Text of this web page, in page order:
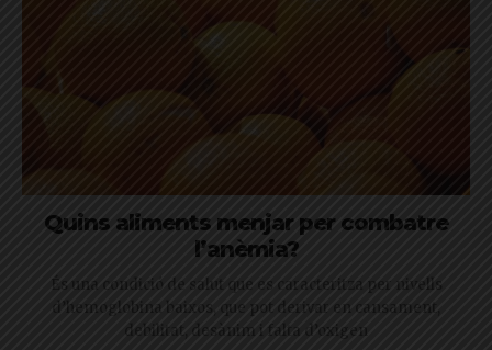
Quins aliments menjar per combatre
l’anèmia?
És una condició de salut que es caracteritza per nivells
d’hemoglobina baixos, que pot derivar en cansament,
debilitat, desànim i falta d’oxigen